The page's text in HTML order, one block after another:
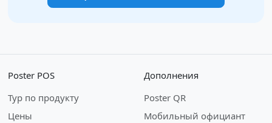
Poster POS
Тур по продукту
Цены
Дополнения
Poster QR
Мобильный официант